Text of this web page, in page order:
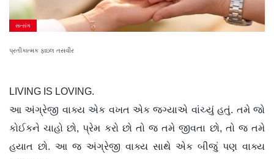
સત્સંગ
પ્રતીકાત્મક ફાઇલ તસવીર
LIVING IS LOVING.
આ અંગ્રેજી વાક્ય એક વખત એક જગ્યાએ વાંચ્યું હતું. તમે જો
કોઈકને ચાહો છો, પ્રેમ કરો છો તો જ તમે જીવતા છો, તો જ તમે
હયાત છો. આ જ અંગ્રેજી વાક્ય સાથે એક બીજું પણ વાક્ય